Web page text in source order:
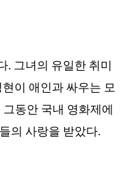
그녀의 유일한 취미
이 애인과 싸우는 모
동안 국내 영화제에
의 사랑을 받았다.